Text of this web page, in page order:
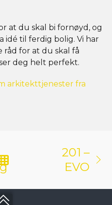
at du skal bi fornøyd, og
idé til ferdig bolig. Vi har
for at du skal få
deg helt perfekt.
arkitekttjenester fra
201 –
EVO